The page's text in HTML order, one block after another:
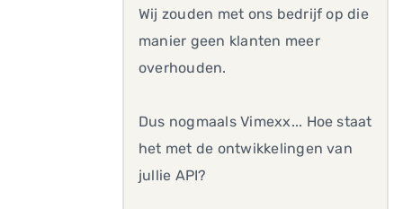
Wij zouden met ons bedrijf op die
manier geen klanten meer
overhouden.
Dus nogmaals Vimexx... Hoe staat
het met de ontwikkelingen van
jullie API?